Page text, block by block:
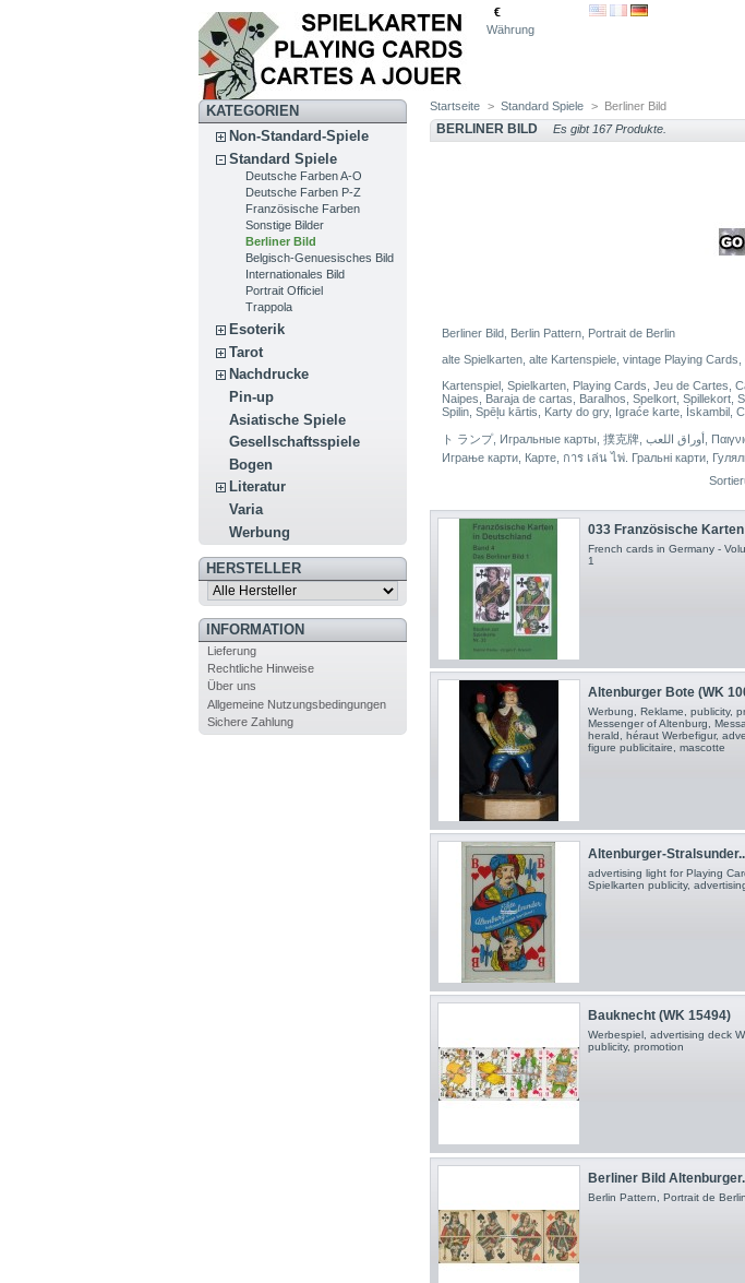
€
Währung
KATEGORIEN
Non-Standard-Spiele
Standard Spiele
Deutsche Farben A-O
Deutsche Farben P-Z
Französische Farben
Sonstige Bilder
Berliner Bild
Belgisch-Genuesisches Bild
Internationales Bild
Portrait Officiel
Trappola
Esoterik
Tarot
Nachdrucke
Pin-up
Asiatische Spiele
Gesellschaftsspiele
Bogen
Literatur
Varia
Werbung
HERSTELLER
INFORMATION
Lieferung
Rechtliche Hinweise
Über uns
Allgemeine Nutzungsbedingungen
Sichere Zahlung
Startseite > Standard Spiele > Berliner Bild
BERLINER BILD Es gibt 167 Produkte.
Berliner Bild, Berlin Pattern, Portrait de Berlin
alte Spielkarten, alte Kartenspiele, vintage Playing
Kartenspiel, Spielkarten, Playing Cards, Jeu de Cartes,
Naipes, Baraja de cartas, Baralhos, Spelkort, Spillekort,
Spilin, Spēļu kārtis, Karty do gry, Igraće karte, İskambil,
ト ランプ, Игральные карты, 撲克牌, أوراق اللعب, Παιγνιόχαρτα, משחק קלפים, פּלייַינג קאַרדס, 카드 놀이,
Играње карти, Карте, การ เล่น ไพ่. Гральні карти,
033 Französische Karten
French cards in Germany -
1
Altenburger Bote (WK
Werbung, Reklame, publicity,
Messenger of Altenburg,
herald, héraut Werbefigur,
figure publicitaire, mascotte
Altenburger-
advertising light for Playing
Spielkarten publicity,
Bauknecht (WK 15494)
Werbespiel, advertising deck
publicity, promotion
Berliner Bild
Berlin Pattern, Portrait de Berlin